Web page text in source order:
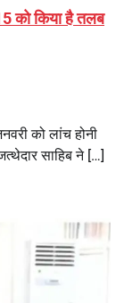
को किया है तलब
को लांच होनी
साहिब ने […]